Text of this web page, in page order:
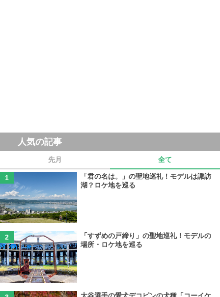
人気の記事
先月 全て
「君の名は。」の聖地巡礼！モデルは諏訪
湖？ロケ地を巡る
「すずめの戸締り」の聖地巡礼！モデルの
場所・ロケ地を巡る
大谷選手の愛犬デコピンの犬種「コーイケ